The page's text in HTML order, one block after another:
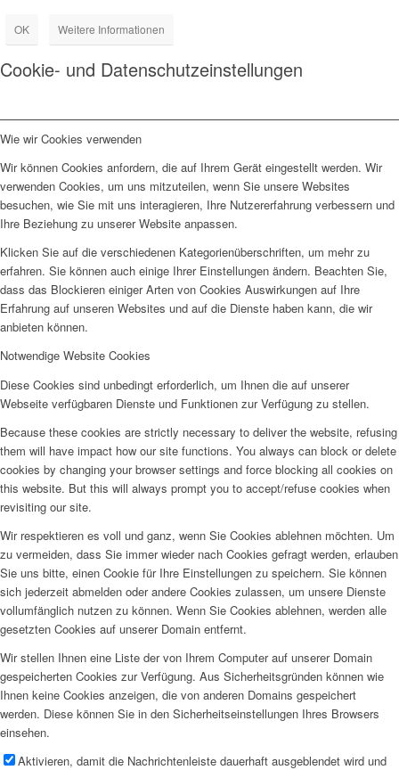
OK Weitere Informationen
Cookie- und Datenschutzeinstellungen
Wie wir Cookies verwenden
Wir können Cookies anfordern, die auf Ihrem Gerät eingestellt werden. Wir
verwenden Cookies, um uns mitzuteilen, wenn Sie unsere Websites
besuchen, wie Sie mit uns interagieren, Ihre Nutzererfahrung verbessern und
Ihre Beziehung zu unserer Website anpassen.
Klicken Sie auf die verschiedenen Kategorienüberschriften, um mehr zu
erfahren. Sie können auch einige Ihrer Einstellungen ändern. Beachten Sie,
dass das Blockieren einiger Arten von Cookies Auswirkungen auf Ihre
Erfahrung auf unseren Websites und auf die Dienste haben kann, die wir
anbieten können.
Notwendige Website Cookies
Diese Cookies sind unbedingt erforderlich, um Ihnen die auf unserer
Webseite verfügbaren Dienste und Funktionen zur Verfügung zu stellen.
Because these cookies are strictly necessary to deliver the website, refusing
them will have impact how our site functions. You always can block or delete
cookies by changing your browser settings and force blocking all cookies on
this website. But this will always prompt you to accept/refuse cookies when
revisiting our site.
Wir respektieren es voll und ganz, wenn Sie Cookies ablehnen möchten. Um
zu vermeiden, dass Sie immer wieder nach Cookies gefragt werden, erlauben
Sie uns bitte, einen Cookie für Ihre Einstellungen zu speichern. Sie können
sich jederzeit abmelden oder andere Cookies zulassen, um unsere Dienste
vollumfänglich nutzen zu können. Wenn Sie Cookies ablehnen, werden alle
gesetzten Cookies auf unserer Domain entfernt.
Wir stellen Ihnen eine Liste der von Ihrem Computer auf unserer Domain
gespeicherten Cookies zur Verfügung. Aus Sicherheitsgründen können wie
Ihnen keine Cookies anzeigen, die von anderen Domains gespeichert
werden. Diese können Sie in den Sicherheitseinstellungen Ihres Browsers
einsehen.
Aktivieren, damit die Nachrichtenleiste dauerhaft ausgeblendet wird und